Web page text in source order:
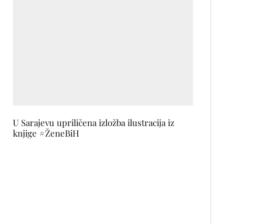
U Sarajevu upriličena izložba ilustracija iz
knjige #ŽeneBiH